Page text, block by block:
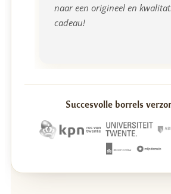
naar een origineel en
cadeau!
Succesvolle borrels